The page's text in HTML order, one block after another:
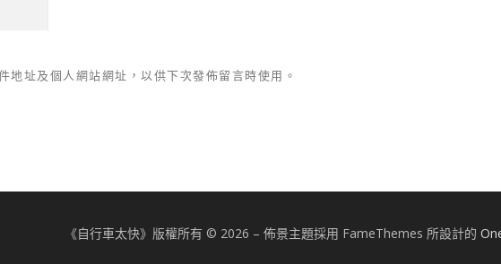
地址及個人網站網址，以供下次發佈留言時使用。
《自行車太快》版權所有 © 2026 – 佈景主題採用 FameThemes 所設計的